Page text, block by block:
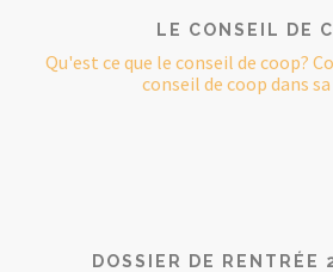
LE CONSEIL DE
Qu'est ce que le conseil de coop?
conseil de coop dans
DOSSIER DE